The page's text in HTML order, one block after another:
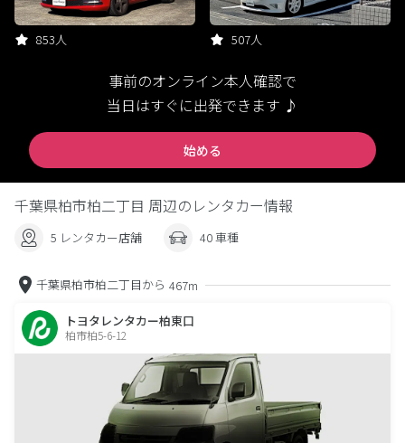
853人 507人
事前のオンライン本人確認で
当日はすぐに出発できます ♪
始める
千葉県柏市柏二丁目 周辺のレンタカー情報
5 レンタカー店舗 40 車種
千葉県柏市柏二丁目から 467m
トヨタレンタカー柏東口
柏市柏5-6-12